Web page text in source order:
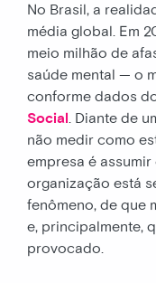
No Brasil, a
média global. Em
meio milhão de
saúde mental — o
conforme dados
Social. Diante de
não medir como
empresa é
organização está
fenômeno, de que
e, principalmente,
provocado.